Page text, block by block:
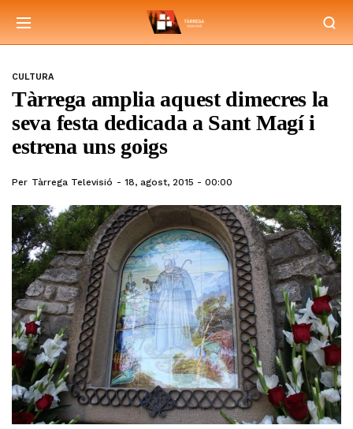
CULTURA
Tàrrega amplia aquest dimecres la
seva festa dedicada a Sant Magí i
estrena uns goigs
Per Tàrrega Televisió 18, agost, 2015 - 00:00